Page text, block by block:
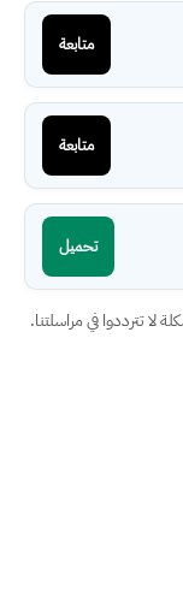
متابعة
متابعة
تحميل
تترددوا في مراسلتنا.